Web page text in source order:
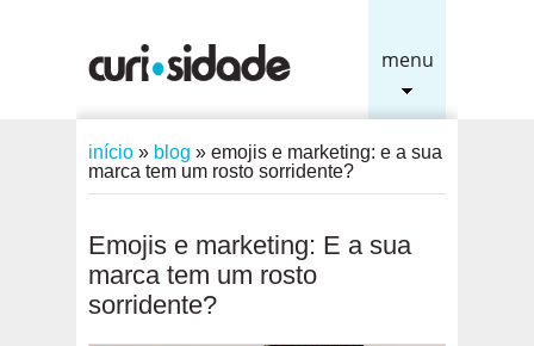
menu
início » blog » emojis e marketing: e a sua
marca tem um rosto sorridente?
Emojis e marketing: E a sua
marca tem um rosto
sorridente?